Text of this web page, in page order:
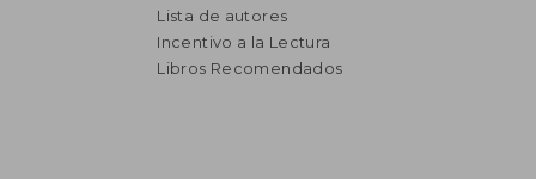
$ 13.172
$ 6.586
Lista de autores
Incentivo a la Lectura
Libros Recomendados